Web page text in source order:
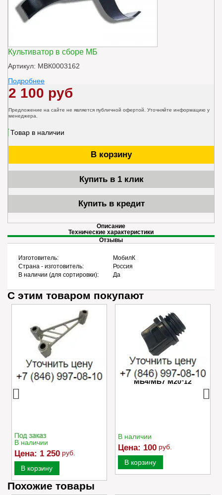
Культиватор в сборе МБ
Артикул: МВК0003162
Подробнее
2 100 руб
Предложение на сайте не является публичной офертой. Уточняйте информацию у
менеджера.
Товар в наличии
В корзину
Купить в 1 клик
Купить в кредит
Описание
Технические характеристики
Отзывы
Изготовитель:
МобилК
Страна - изготовитель:
Россия
В наличии (для сортировки):
Да
С этим товаром покупают
Успокоитель цепи
Caiman VARIO
В наличии
Цена: 1 250 руб.
В корзину
Пробка маслозаливного
отверстия редуктора
МБ4/МБ7 M20*12
В наличии
Цена: 100 руб.
В корзину
Похожие товары